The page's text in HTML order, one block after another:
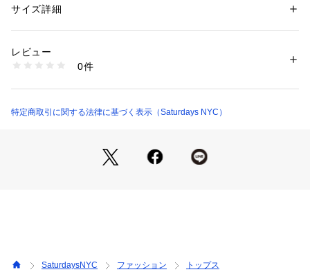
性別：レディース
素材：コットン 100%
商品番号：
BBM19520 （ショップ）
サイズ詳細
レビュー
0件
特定商取引に関する法律に基づく表示（Saturdays NYC）
SaturdaysNYC ファッション
トップス